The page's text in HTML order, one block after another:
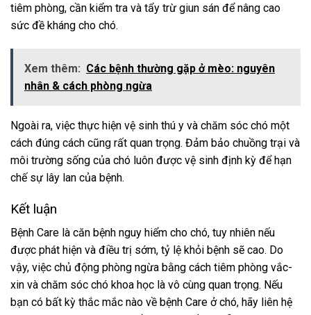
tiêm phòng, cần kiểm tra và tẩy trừ giun sán để nâng cao
sức đề kháng cho chó.
Xem thêm: Các bệnh thường gặp ở mèo: nguyên
nhân & cách phòng ngừa
Ngoài ra, việc thực hiện vệ sinh thú y và chăm sóc chó một
cách đúng cách cũng rất quan trọng. Đảm bảo chuồng trại và
môi trường sống của chó luôn được vệ sinh định kỳ để hạn
chế sự lây lan của bệnh.
Kết luận
Bệnh Care là căn bệnh nguy hiểm cho chó, tuy nhiên nếu
được phát hiện và điều trị sớm, tỷ lệ khỏi bệnh sẽ cao. Do
vậy, việc chủ động phòng ngừa bằng cách tiêm phòng vắc-
xin và chăm sóc chó khoa học là vô cùng quan trọng. Nếu
bạn có bất kỳ thắc mắc nào về bệnh Care ở chó, hãy liên hệ